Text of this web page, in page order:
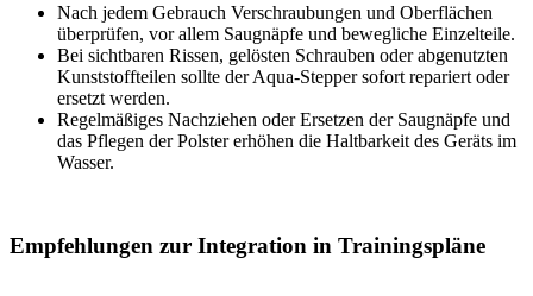
Nach jedem Gebrauch Verschraubungen und Oberflächen
überprüfen, vor allem Saugnäpfe und bewegliche Einzelteile.
Bei sichtbaren Rissen, gelösten Schrauben oder abgenutzten
Kunststoffteilen sollte der Aqua-Stepper sofort repariert oder
ersetzt werden.
Regelmäßiges Nachziehen oder Ersetzen der Saugnäpfe und
das Pflegen der Polster erhöhen die Haltbarkeit des Geräts im
Wasser.
Empfehlungen zur Integration in Trainingspläne